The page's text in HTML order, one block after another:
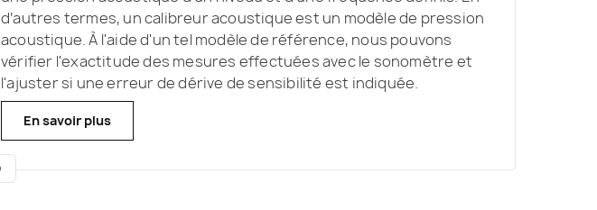
d’autres termes, un calibreur acoustique est un modèle de pression
acoustique. À l'aide d'un tel modèle de référence, nous pouvons
vérifier l'exactitude des mesures effectuées avec le sonomètre et
l'ajuster si une erreur de dérive de sensibilité est indiquée.
En savoir plus